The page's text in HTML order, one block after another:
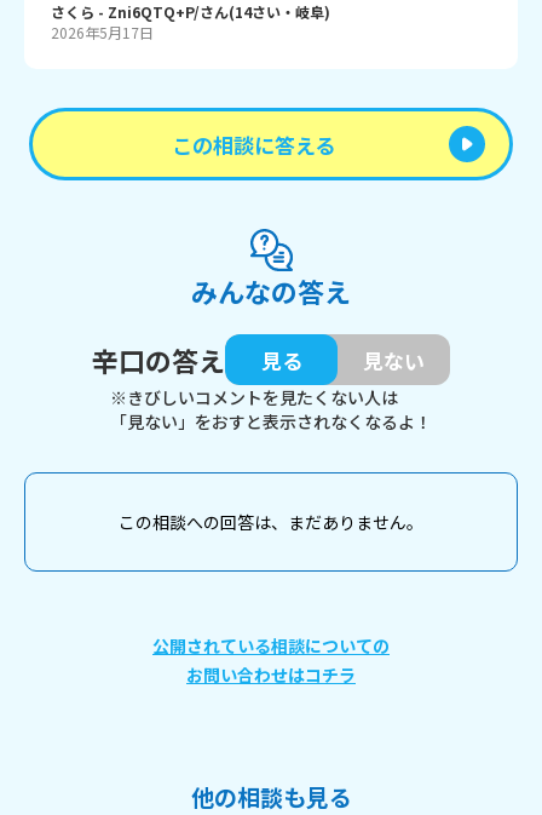
さくら - Zni6QTQ+P/さん(14さい・ 岐阜)
2026年5月17日
この相談に答える
みんなの答え
辛口の答え
見る 見ない
※きびしいコメントを見たくない人は
「見ない」をおすと表示されなくなるよ！
この相談への回答は、まだありません。
公開されている相談についての
お問い合わせはコチラ
他の相談も見る